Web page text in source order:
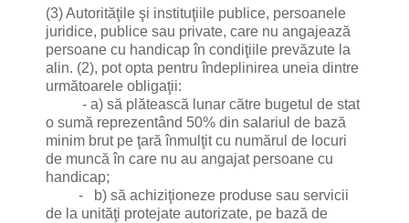
(3) Autorităţile şi instituţiile publice, persoanele
juridice, publice sau private, care nu angajează
persoane cu handicap în condiţiile prevăzute la
alin. (2), pot opta pentru îndeplinirea uneia dintre
următoarele obligaţii:
- a) să plătească lunar către bugetul de stat
o sumă reprezentând 50% din salariul de bază
minim brut pe ţară înmulţit cu numărul de locuri
de muncă în care nu au angajat persoane cu
handicap;
- b) să achiziţioneze produse sau servicii
de la unităţi protejate autorizate, pe bază de